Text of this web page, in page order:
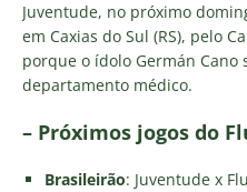
Juventude, no próximo
em Caxias do Sul (RS), pelo
porque o ídolo Germán Cano
departamento médico.
– Próximos jogos do
Brasileirão: Juventude x